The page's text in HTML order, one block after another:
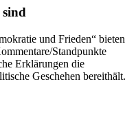
und Frieden“ bieten
Standpunkte
Erklärungen die
Geschehen bereithält.